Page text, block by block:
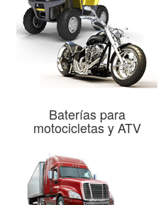
Baterías para
motocicletas y ATV